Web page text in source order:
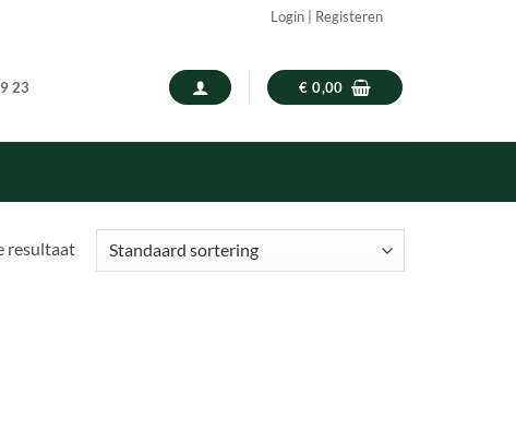
Login | Registeren
23 € 0,00
resultaat